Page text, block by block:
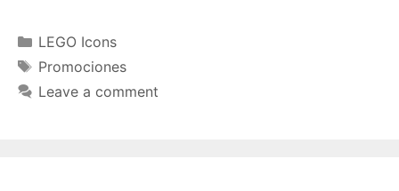
Categories
LEGO Icons
Tags
Promociones
Leave a comment